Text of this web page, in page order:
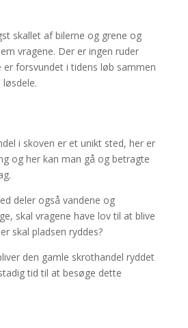
skallet af bilerne og grene og
vragene. Der er ingen ruder
er forsvundet i tidens løb sammen
i skoven er et unikt sted, her er
og her kan man gå og betragte
deler også vandene og
skal vragene have lov til at blive
skal pladsen ryddes?
den gamle skrothandel ryddet
tid til at besøge dette